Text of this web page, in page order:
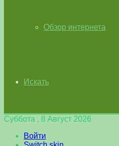
Обзор интернета
Искать
Суббота , 8 Август 2026
Войти